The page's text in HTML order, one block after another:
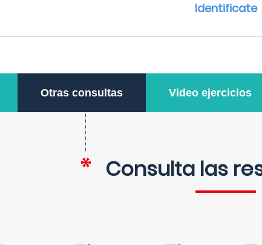
Identificate
Otras consultas Video ejercicios
Consulta las